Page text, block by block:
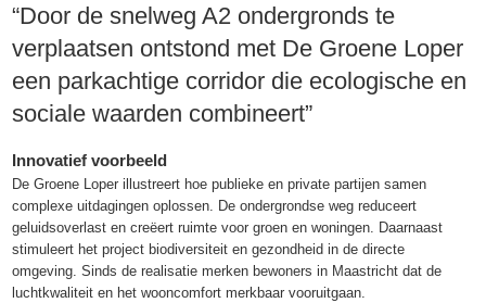
“Door de snelweg A2 ondergronds te
verplaatsen ontstond met De Groene Loper
een parkachtige corridor die ecologische en
sociale waarden combineert”
Innovatief voorbeeld
De Groene Loper illustreert hoe publieke en private partijen samen
complexe uitdagingen oplossen. De ondergrondse weg reduceert
geluidsoverlast en creëert ruimte voor groen en woningen. Daarnaast
stimuleert het project biodiversiteit en gezondheid in de directe
omgeving. Sinds de realisatie merken bewoners in Maastricht dat de
luchtkwaliteit en het wooncomfort merkbaar vooruitgaan.